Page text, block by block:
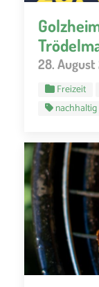
28.
Freizeit
nachhaltig